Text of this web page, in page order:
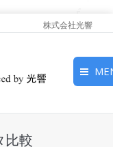
株式会社光響
比較